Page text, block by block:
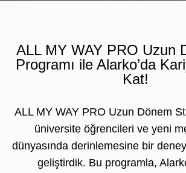
ALL MY WAY PRO Uzun
Programı ile Alarko’da
Kat!
ALL MY WAY PRO Uzun Dönem
üniversite öğrencileri ve yeni
dünyasında derinlemesine bir
geliştirdik. Bu programla,